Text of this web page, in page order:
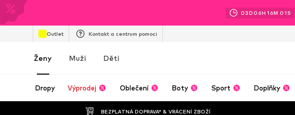
03D 06H 15M 59 S
Outlet Kontakt a centrum pomoci
Ženy Muži Děti
Dropy Výprodej Oblečení Boty Sport Doplňky
BEZPLATNÁ DOPRAVA* & VRÁCENÍ ZBOŽÍ